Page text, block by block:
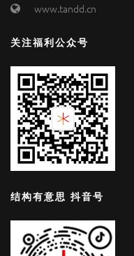
www.tandd.cn
关注福利公众号
结构有意思 抖音号